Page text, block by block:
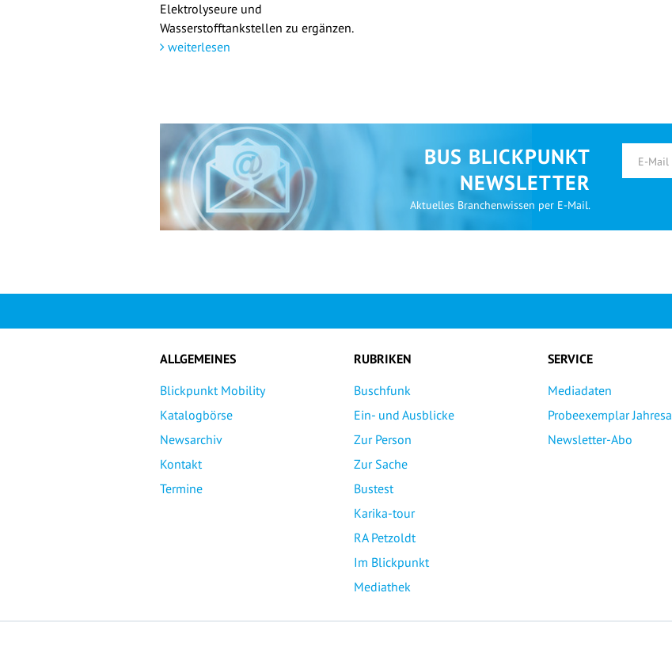
Elektrolyseure und
Wasserstofftankstellen zu ergänzen.
weiterlesen
BUS BLICKPUNKT
NEWSLETTER
Aktuelles Branchenwissen per E-Mail.
ALLGEMEINES
Blickpunkt Mobility
Katalogbörse
Newsarchiv
Kontakt
Termine
RUBRIKEN
Buschfunk
Ein- und Ausblicke
Zur Person
Zur Sache
Bustest
Karika-tour
RA Petzoldt
Im Blickpunkt
Mediathek
SERVICE
Mediadaten
Probeexemplar
Newsletter-Abo